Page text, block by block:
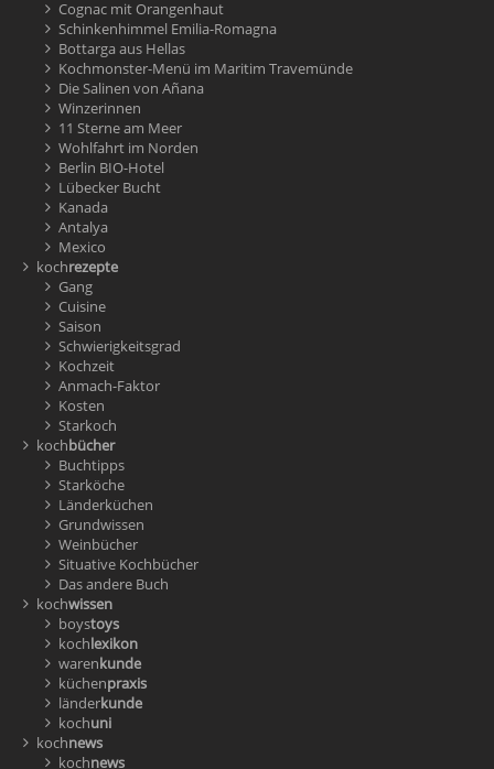
Cognac mit Orangenhaut
Schinkenhimmel Emilia-Romagna
Bottarga aus Hellas
Kochmonster-Menü im Maritim Travemünde
Die Salinen von Añana
Winzerinnen
11 Sterne am Meer
Wohlfahrt im Norden
Berlin BIO-Hotel
Lübecker Bucht
Kanada
Antalya
Mexico
kochrezepte
Gang
Cuisine
Saison
Schwierigkeitsgrad
Kochzeit
Anmach-Faktor
Kosten
Starkoch
kochbücher
Buchtipps
Starköche
Länderküchen
Grundwissen
Weinbücher
Situative Kochbücher
Das andere Buch
kochwissen
boystoys
kochlexikon
warenkunde
küchenpraxis
länderkunde
kochuni
kochnews
kochnews